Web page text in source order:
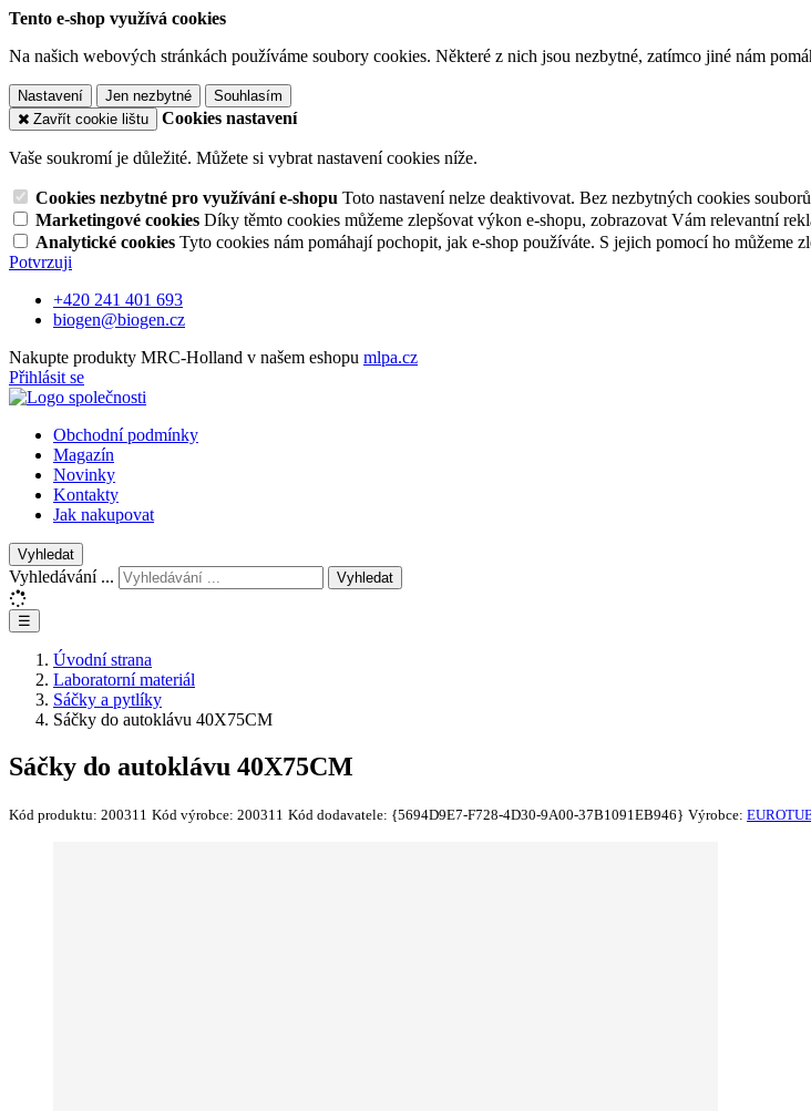
Tento e-shop využívá cookies
Na našich webových stránkách používáme soubory cookies. Některé z nich jsou nezbytné, zatímco jiné nám
Nastavení Jen nezbytné
Souhlasím
Zavřít cookie lištu
Cookies nastavení
Vaše soukromí je důležité. Můžete si vybrat nastavení cookies níže.
Cookies nezbytné pro využívání e-shopu Toto nastavení nelze deaktivovat. Bez nezbytných cookies
Marketingové cookies Díky těmto cookies můžeme zlepšovat výkon e-shopu, zobrazovat Vám relevantní
Analytické cookies Tyto cookies nám pomáhají pochopit, jak e-shop používáte. S jejich pomocí ho můžeme
Potvrzuji
+420 241 401 693
biogen@biogen.cz
Nakupte produkty MRC-Holland v našem eshopu mlpa.cz
Přihlásit se
Obchodní podmínky
Magazín
Novinky
Kontakty
Jak nakupovat
Vyhledat
Vyhledávání ... Vyhledat
☰
Úvodní strana
Laboratorní materiál
Sáčky a pytlíky
Sáčky do autoklávu 40X75CM
Sáčky do autoklávu 40X75CM
Kód produktu: 200311 Kód výrobce: 200311 Kód dodavatele: {5694D9E7-F728-4D30-9A00-37B1091EB946} Výrobce: